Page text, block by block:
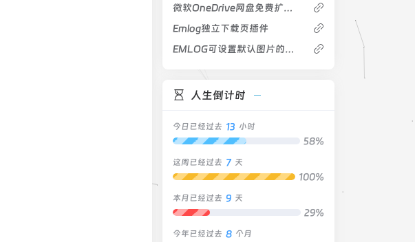
微软OneDrive网盘免费扩容到25T存储空间
Emlog独立下载页插件
EMLOG可设置默认图片的的Gravatar调用代码
人生倒计时
今日已经过去 13 小时
58%
这周已经过去 7 天
100%
本月已经过去 9 天
29%
今年已经过去 8 个月